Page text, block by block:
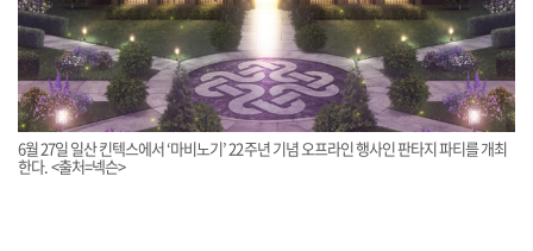
6월 27일 일산 킨텍스에서 ‘마비노기’ 22주년 기념 오프라인 행사인 판타지 파티를 개최
한다. <출처=넥슨>